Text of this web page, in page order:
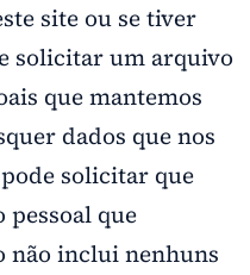
site ou se tiver
solicitar um arquivo
que mantemos
dados que nos
solicitar que
que
não inclui nenhuns